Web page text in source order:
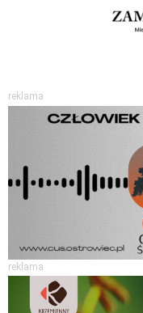
reklama
reklama